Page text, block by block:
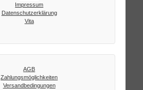
Impressum
Datenschutzerklärung
Vita
AGB
Zahlungsmöglichkeiten
Versandbedingungen